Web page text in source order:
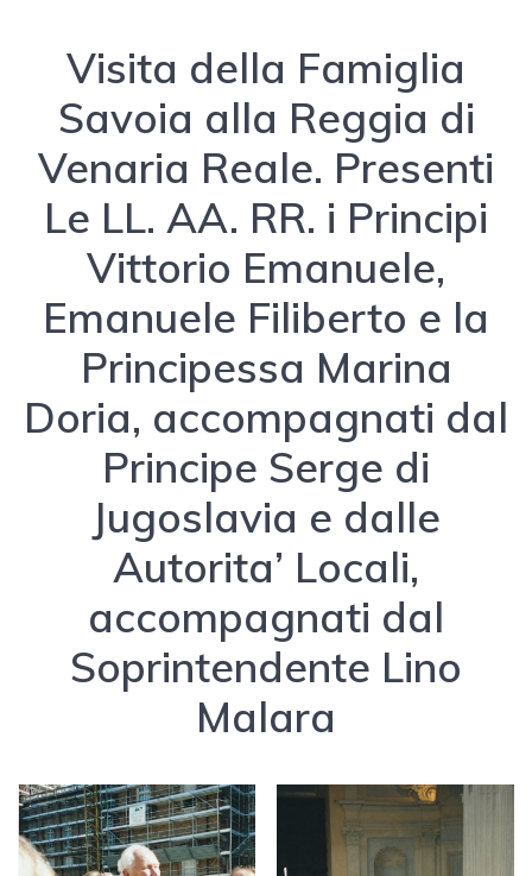
Visita della Famiglia
Savoia alla Reggia di
Venaria Reale. Presenti
Le LL. AA. RR. i Principi
Vittorio Emanuele,
Emanuele Filiberto e la
Principessa Marina
Doria, accompagnati dal
Principe Serge di
Jugoslavia e dalle
Autorita’ Locali,
accompagnati dal
Soprintendente Lino
Malara